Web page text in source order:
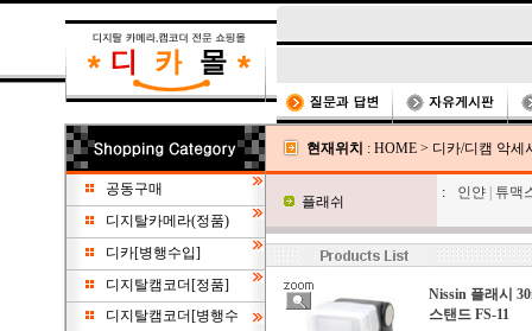
공동구매
디지탈카메라(정품)
디카[병행수입]
디지탈캠코더[정품]
디지탈캠코더[병행수
현재위치 : HOME > 디카/디캠 악세
플래쉬
: 인얀 튜맥
Nissin 플래시
스탠드 FS-11